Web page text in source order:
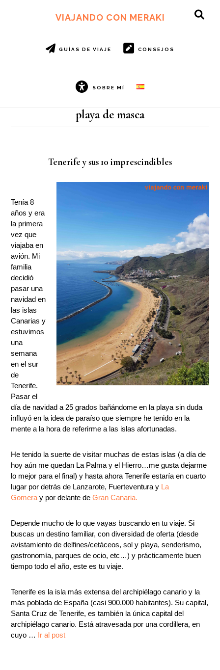
VIAJANDO CON MERAKI
GUÍAS DE VIAJE CONSEJOS
SOBRE MÍ
playa de masca
Tenerife y sus 10 imprescindibles
Tenía 8
años y era
la primera
vez que
viajaba en
avión. Mi
familia
decidió
pasar una
navidad en
las islas
Canarias y
estuvimos
una
semana
en el sur
de
Tenerife.
Pasar el
día de navidad a 25 grados bañándome en la playa sin duda
influyó en la idea de paraíso que siempre he tenido en la
mente a la hora de referirme a las islas afortunadas.
He tenido la suerte de visitar muchas de estas islas (a día de
hoy aún me quedan La Palma y el Hierro…me gusta dejarme
lo mejor para el final) y hasta ahora Tenerife estaría en cuarto
lugar por detrás de Lanzarote, Fuerteventura y La
Gomeray por delante deGran Canaria.
Depende mucho de lo que vayas buscando en tu viaje. Si
buscas un destino familiar, con diversidad de oferta (desde
avistamiento de delfines/cetáceos, sol y playa, senderismo,
gastronomía, parques de ocio, etc…) y prácticamente buen
tiempo todo el año, este es tu viaje.
Tenerife es la isla más extensa del archipiélago canario y la
más poblada de España (casi 900.000 habitantes). Su capital,
Santa Cruz de Tenerife, es también la única capital del
archipiélago canario. Está atravesada por una cordillera, en
cuyo … Ir al post